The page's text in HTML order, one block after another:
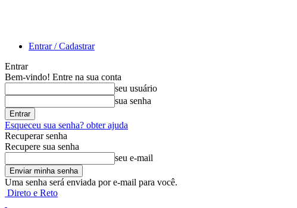
Entrar / Cadastrar
Entrar
Bem-vindo! Entre na sua conta
seu usuário
sua senha
Esqueceu sua senha? obter ajuda
Recuperar senha
Recupere sua senha
seu e-mail
Uma senha será enviada por e-mail para você.
Direto e Reto